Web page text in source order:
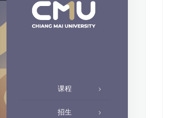
课程
招生